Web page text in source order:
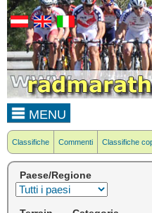
MENU
Classifiche Commenti Classifiche
Paese/Regione